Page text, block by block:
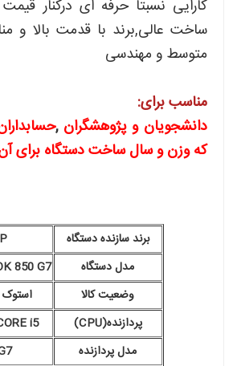
کارایی نسبتا حرفه ای درکنار
ساخت عالی,برند با قدمت بالا و
متوسط و مهندسی
مناسب برای:
دانشجویان و پژوهشگران,
که وزن و سال ساخت دستگاه برای
برند سازنده دستگاه
مدل دستگاه
850 G7
وضعیت کالا
استوک
پردازنده(CPU)
i5
مدل پردازنده